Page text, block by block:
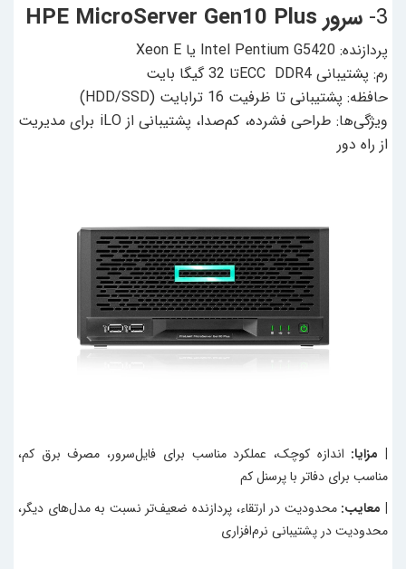
3- سرور HPE MicroServer Gen10 Plus
پردازنده: Intel Pentium G5420 یا Xeon E
رم: پشتیبانی ECC DDR4تا 32 گیگا بایت
حافظه: پشتیبانی تا ظرفیت 16 ترابایت (HDD/SSD)
ویژگی‌ها: طراحی فشرده، کم‌صدا، پشتیبانی از iLO برای مدیریت
از راه دور
| مزایا: اندازه کوچک، عملکرد مناسب برای فایل‌سرور، مصرف برق کم،
مناسب برای دفاتر با پرسنل کم
| معایب:محدودیت در ارتقاء، پردازنده ضعیف‌تر نسبت به مدل‌های دیگر،
محدودیت در پشتیبانی نرم‌افزاری